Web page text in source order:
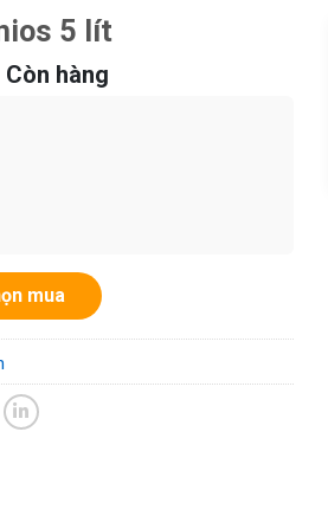
5 lít
Còn hàng
mua